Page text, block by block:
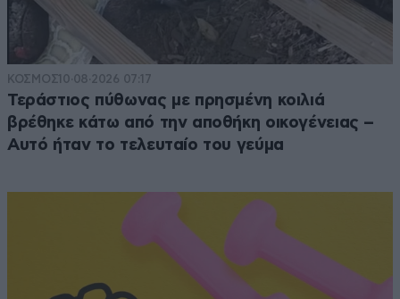
ΚΟΣΜΟΣ10·08·2026 07:17
Τεράστιος πύθωνας με πρησμένη κοιλιά
βρέθηκε κάτω από την αποθήκη οικογένειας –
Αυτό ήταν το τελευταίο του γεύμα